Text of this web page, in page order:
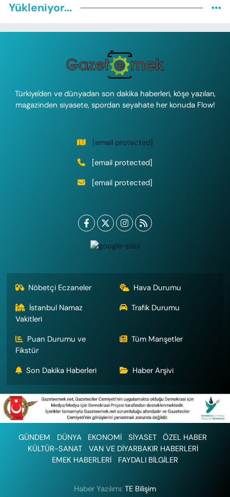
Yükleniyor...
Türkiye'den ve dünyadan son dakika haberleri, köşe yazıları,
magazinden siyasete, spordan seyahate her konuda Flow!
[email protected]
[email protected]
[email protected]
Nöbetçi Eczaneler
Hava Durumu
İstanbul Namaz
Vakitleri
Trafik Durumu
Puan Durumu ve
Fikstür
Tüm Manşetler
Son Dakika Haberleri Haber Arşivi
GÜNDEM DÜNYA EKONOMİ SİYASET
ÖZEL HABER
KÜLTÜR-SANAT
VAN VE DİYARBAKIR HABERLERİ
EMEK HABERLERİ
FAYDALI BİLGİLER
Haber Yazılımı: TE Bilişim